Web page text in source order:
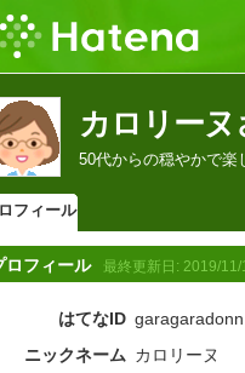
カロリー
50代からの穏やかで楽
フィール
ロフィール 最終更新日: 2019/11/
はてなID garagaradonn
ニックネーム カロリーヌ